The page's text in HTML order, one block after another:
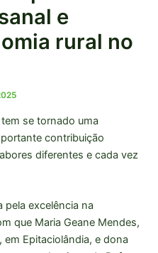
e
rural no
se tornado uma
contribuição
diferentes e cada vez
pela excelência na
que Maria Geane Mendes,
Epitaciolândia, e dona